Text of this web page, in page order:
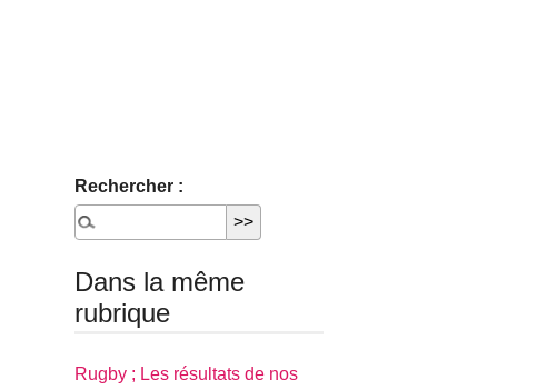
Rechercher :
Dans la même
rubrique
Rugby ; Les résultats de nos